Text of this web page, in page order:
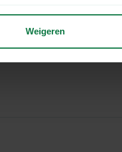
Weigeren
kan ik de labels